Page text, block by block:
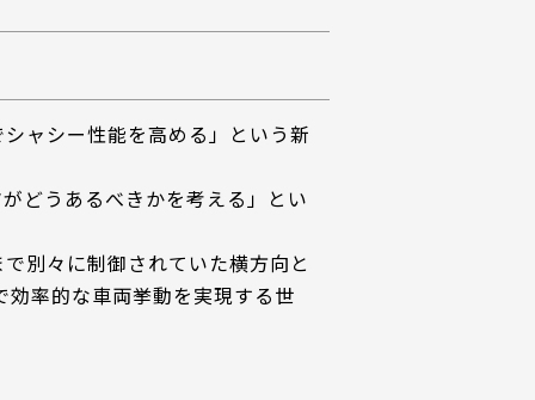
ャシー性能を高める」という新
どうあるべきかを考える」とい
別々に制御されていた横方向と
率的な車両挙動を実現する世